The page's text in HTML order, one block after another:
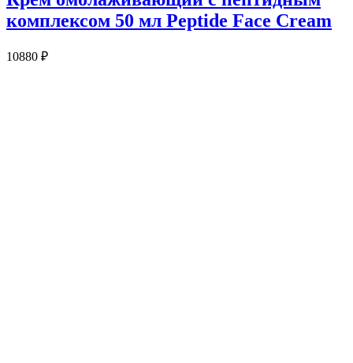
комплексом 50 мл Peptide Face Cream
10880 ₽